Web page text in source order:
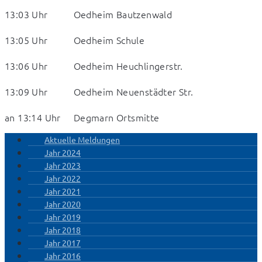
13:03 Uhr          Oedheim Bautzenwald
13:05 Uhr          Oedheim Schule
13:06 Uhr          Oedheim Heuchlingerstr.
13:09 Uhr          Oedheim Neuenstädter Str.
an 13:14 Uhr     Degmarn Ortsmitte
Aktuelle Meldungen
Jahr 2024
Jahr 2023
Jahr 2022
Jahr 2021
Jahr 2020
Jahr 2019
Jahr 2018
Jahr 2017
Jahr 2016